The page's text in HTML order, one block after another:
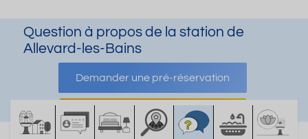
Question à propos de la station de
Allevard-les-Bains
Demander une pré-réservation
Demander une documentation